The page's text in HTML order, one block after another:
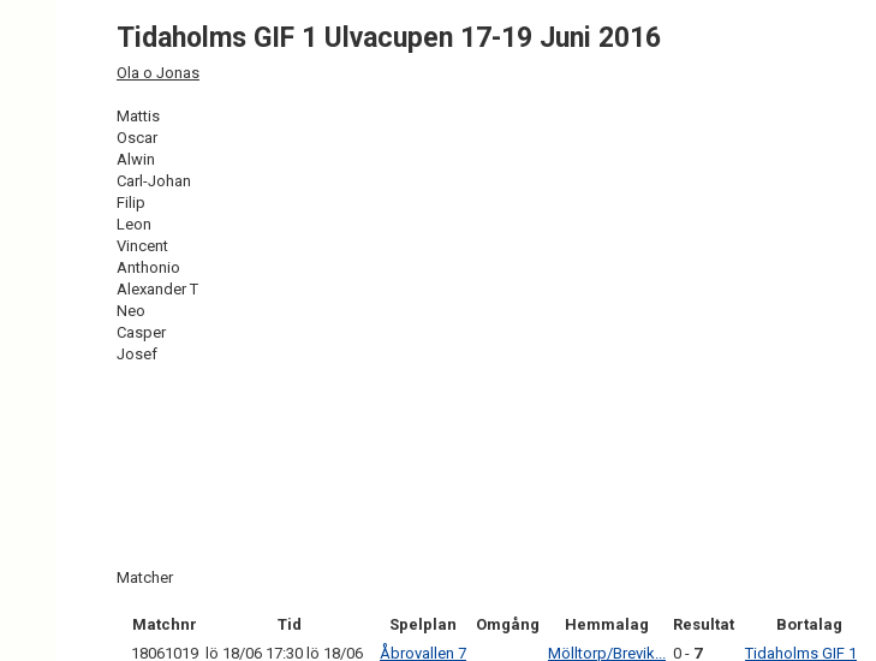
Tidaholms GIF 1 Ulvacupen 17-19 Juni 2016
Ola o Jonas
Mattis
Oscar
Alwin
Carl-Johan
Filip
Leon
Vincent
Anthonio
Alexander T
Neo
Casper
Josef
Matcher
Matchnr Tid Spelplan Omgång Hemmalag Resultat
Bortalag
18061019 lö 18/06 17:30 lö 18/06 Åbrovallen 7 Mölltorp/Brevik... 0 - 7
Tidaholms GIF 1